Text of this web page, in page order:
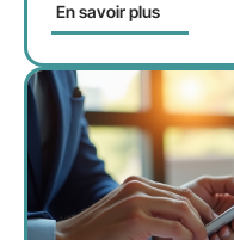
En savoir plus